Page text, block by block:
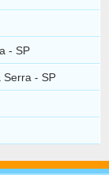
- SP
Serra - SP